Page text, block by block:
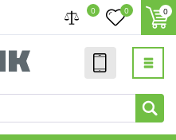
0 0 0